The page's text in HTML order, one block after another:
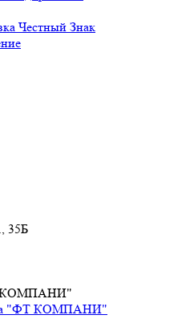
Честный Знак
35Б
КОМПАНИ"
"ФТ КОМПАНИ"